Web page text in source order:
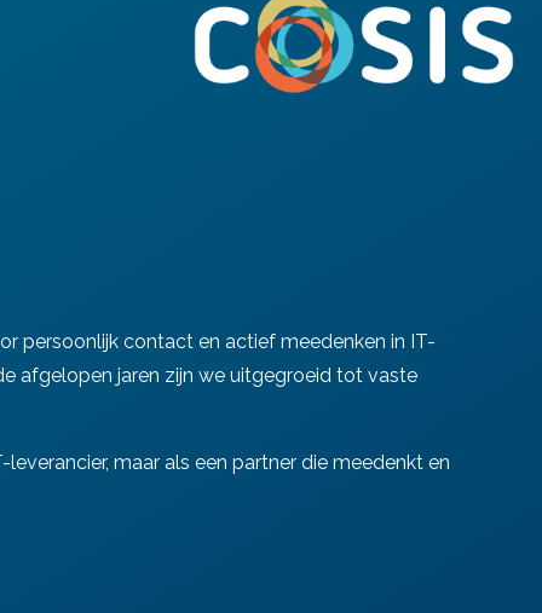
persoonlijk contact en actief meedenken in IT-
afgelopen jaren zijn we uitgegroeid tot vaste
maar als een partner die meedenkt en